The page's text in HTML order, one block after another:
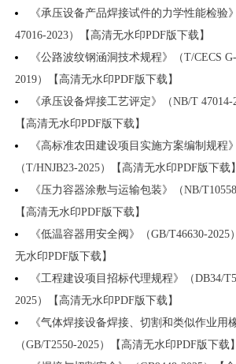
《承压设备产品焊接试件的力学性能检验
47016-2023）【高清无水印PDF版下载】
《公路波纹钢涵洞技术规程》（T/CECS
2019）【高清无水印PDF版下载】
《承压设备焊接工艺评定》（NB/T 47014-
【高清无水印PDF版下载】
《高标准农田建设项目实施方案编制规程》
（T/HNJB23-2025）【高清无水印PDF版下载】
《压力容器涂敷与运输包装》（NB/
【高清无水印PDF版下载】
《低温容器用安全阀》（GB/T46630-2025
无水印PDF版下载】
《工程建设项目招标代理规程》（DB34/
2025）【高清无水印PDF版下载】
《气体焊接设备焊接、切割和类似作业用
（GB/T2550-2025）【高清无水印PDF版下载】